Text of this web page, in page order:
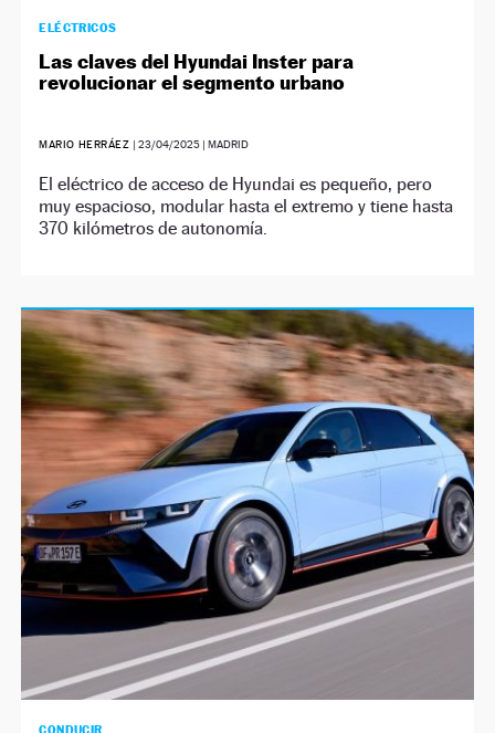
ELÉCTRICOS
Las claves del Hyundai Inster para
revolucionar el segmento urbano
MARIO HERRÁEZ |23/04/2025 | MADRID
El eléctrico de acceso de Hyundai es pequeño, pero
muy espacioso, modular hasta el extremo y tiene hasta
370 kilómetros de autonomía.